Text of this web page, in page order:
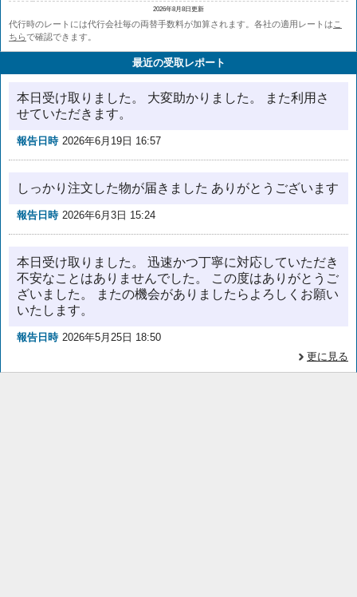
2026年8月8日更新
代行時のレートには代行会社毎の両替手数料が加算されます。各社の適用レートは こ
ちらで確認できます。
最近の受取レポート
本日受け取りました。 大変助かりました。 また利用さ
せていただきます。
報告日時 2026年6月19日 16:57
しっかり注文した物が届きました ありがとうございます
報告日時 2026年6月3日 15:24
本日受け取りました。 迅速かつ丁寧に対応していただき
不安なことはありませんでした。 この度はありがとうご
ざいました。 またの機会がありましたらよろしくお願い
いたします。
報告日時 2026年5月25日 18:50
更に見る